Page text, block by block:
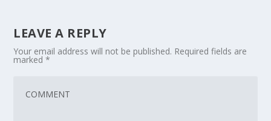
LEAVE A REPLY
Your email address will not be published. Required fields are
marked*